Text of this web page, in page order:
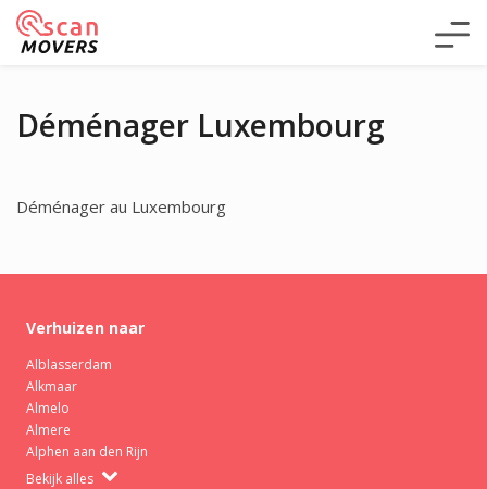
Déménager Luxembourg
Déménager au Luxembourg
Verhuizen naar
Alblasserdam
Alkmaar
Almelo
Almere
Alphen aan den Rijn
Bekijk alles